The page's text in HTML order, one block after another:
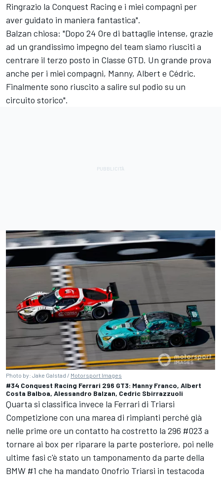
Ringrazio la Conquest Racing e i miei compagni per
aver guidato in maniera fantastica".
Balzan chiosa: "Dopo 24 Ore di battaglie intense, grazie
ad un grandissimo impegno del team siamo riusciti a
centrare il terzo posto in Classe GTD. Un grande prova
anche per i miei compagni, Manny, Albert e Cédric.
Finalmente sono riuscito a salire sul podio su un
circuito storico".
Photo by: Jake Galstad / Motorsport Images
#34 Conquest Racing Ferrari 296 GT3: Manny Franco, Albert
Costa Balboa, Alessandro Balzan, Cedric Sbirrazzuoli
Quarta si classifica invece la Ferrari di Triarsi
Competizione con una marea di rimpianti perché già
nelle prime ore un contatto ha costretto la 296 #023 a
tornare ai box per riparare la parte posteriore, poi nelle
ultime fasi c'è stato un tamponamento da parte della
BMW #1 che ha mandato Onofrio Triarsi in testacoda